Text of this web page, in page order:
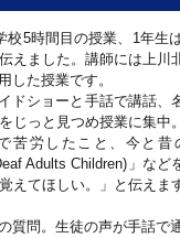
校5時間目の授業、1年生
えました。講師には上
した授業です。
ドショーと手話で講話、
じっと見つめ授業に集
苦労したこと、今と昔
Adults Children)」な
えてほしい。」と伝え
質問。生徒の声が手話で